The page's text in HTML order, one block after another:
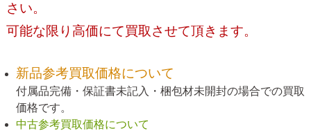
さい。
可能な限り高価にて買取させて頂きます。
新品参考買取価格について
付属品完備・保証書未記入・梱包材未開封の場合での買取
価格です。
中古参考買取価格について